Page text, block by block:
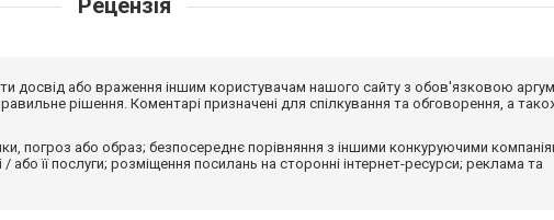
Рецензія
досвід або враження іншим користувачам нашого сайту з обов'язковою
рішення. Коментарі призначені для спілкування та обговорення, а
погроз або образ; безпосереднє порівняння з іншими конкуруючими
або її послуги; розміщення посилань на сторонні інтернет-ресурси; реклама та